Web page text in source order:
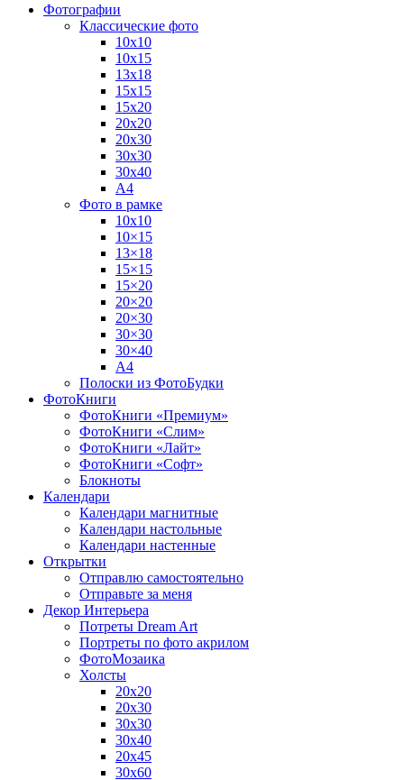
Фотографии
Классические фото
10х10
10х15
13х18
15х15
15х20
20х20
20х30
30х30
30х40
А4
Фото в рамке
10х10
10×15
13×18
15×15
15×20
20×20
20×30
30×30
30×40
A4
Полоски из ФотоБудки
ФотоКниги
ФотоКниги «Премиум»
ФотоКниги «Слим»
ФотоКниги «Лайт»
ФотоКниги «Софт»
Блокноты
Календари
Календари магнитные
Календари настольные
Календари настенные
Открытки
Отправлю самостоятельно
Отправьте за меня
Декор Интерьера
Потреты Dream Art
Портреты по фото акрилом
ФотоМозаика
Холсты
20х20
20х30
30х30
30х40
20х45
30х60